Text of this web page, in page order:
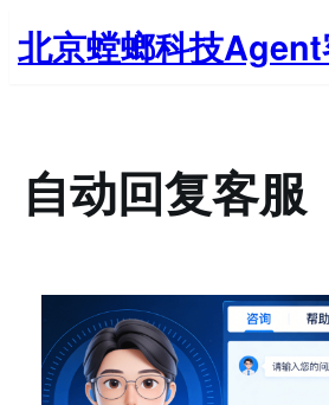
至
内
北京螳螂科技
自动回复客服